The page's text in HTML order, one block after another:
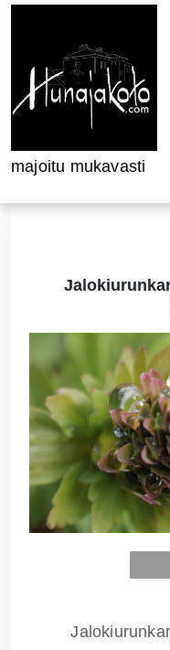
majoitu mukavasti